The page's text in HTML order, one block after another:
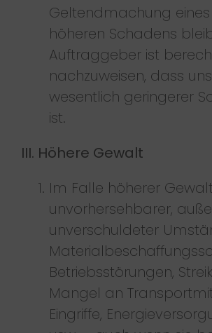
Geltendmachung
höheren Schadens
Auftraggeber ist
nachzuweisen, dass
wesentlich geringerer
ist.
III. Höhere Gewalt
Im Falle höherer
unvorhersehbarer,
unverschuldeter
Betriebsstörungen,
Mangel an
Eingriffe,